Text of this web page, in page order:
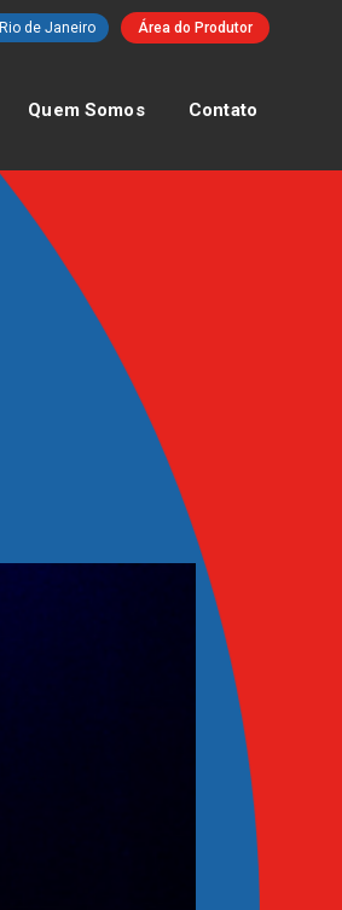
Rio de Janeiro Área do Produtor
Quem Somos Contato